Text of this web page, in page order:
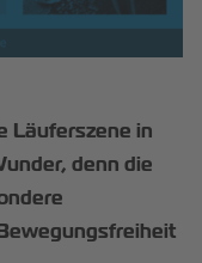
Läuferszene in
denn die